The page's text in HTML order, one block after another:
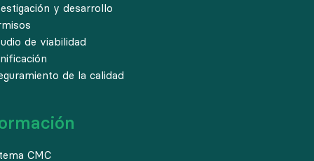
y desarrollo
de viabilidad
de la calidad
CMC